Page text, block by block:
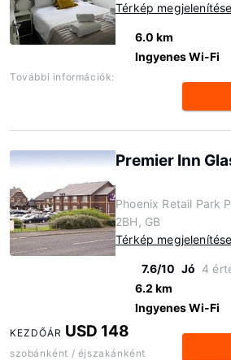
Térkép megjelenítése
6.0 km
Ingyenes Wi-Fi
További információk:
Premier Inn
Phoenix Retail Park
2BH, GB
Térkép megjelenítése
7.6/10 Jó 4
6.2 km
Ingyenes Wi-Fi
KEZDŐÁR USD 148
szobánként / éjszakánként